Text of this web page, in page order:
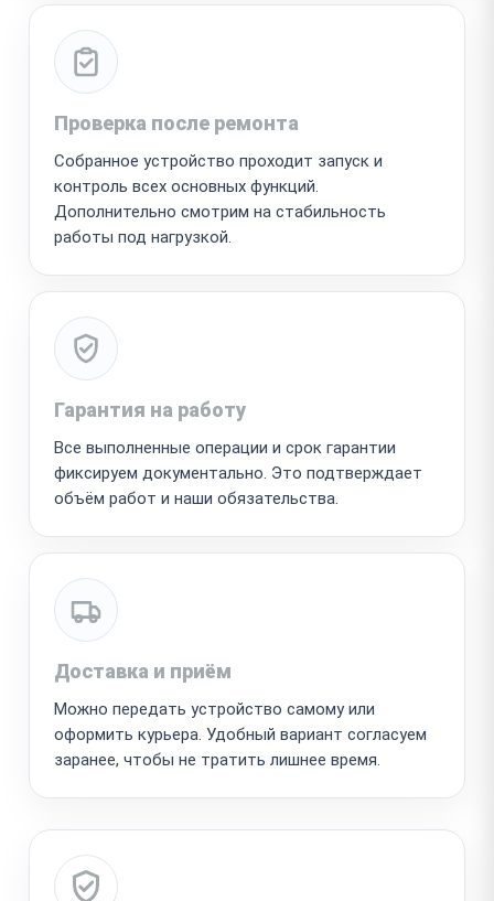
Проверка после ремонта
Собранное устройство проходит запуск и
контроль всех основных функций.
Дополнительно смотрим на стабильность
работы под нагрузкой.
Гарантия на работу
Все выполненные операции и срок гарантии
фиксируем документально. Это подтверждает
объём работ и наши обязательства.
Доставка и приём
Можно передать устройство самому или
оформить курьера. Удобный вариант согласуем
заранее, чтобы не тратить лишнее время.